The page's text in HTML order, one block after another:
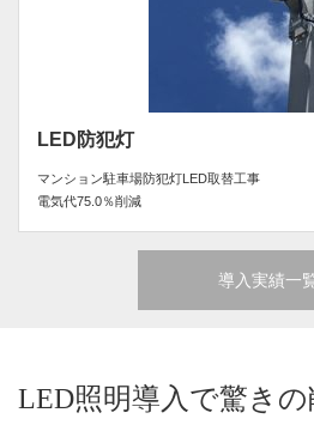
LED防犯灯
マンション駐車場防犯灯LED取替工事
電気代75.0％削減
導入実績一
LED照明導入で驚きの